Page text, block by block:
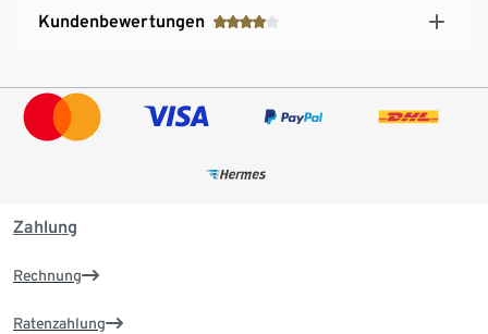
Kundenbewertungen
Zahlung
Rechnung
Ratenzahlung